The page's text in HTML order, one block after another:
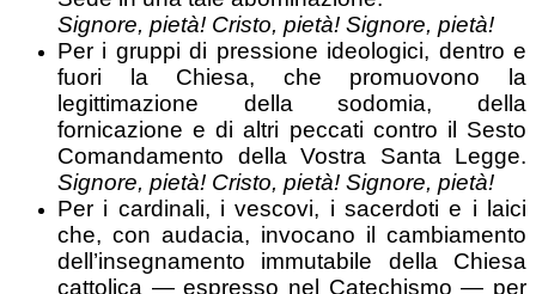
Signore, pietà! Cristo, pietà! Signore, pietà!
Per i gruppi di pressione ideologici, dentro e
fuori la Chiesa, che promuovono la
legittimazione della sodomia, della
fornicazione e di altri peccati contro il Sesto
Comandamento della Vostra Santa Legge.
Signore, pietà! Cristo, pietà! Signore, pietà!
Per i cardinali, i vescovi, i sacerdoti e i laici
che, con audacia, invocano il cambiamento
dell’insegnamento immutabile della Chiesa
cattolica — espresso nel Catechismo — per